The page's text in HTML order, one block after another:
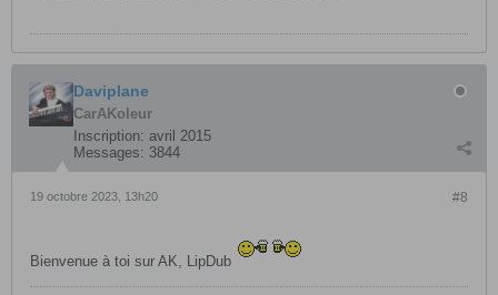
Daviplane
CarAKoleur
Inscription: avril 2015
Messages: 3844
#8
19 octobre 2023, 13h20
Bienvenue à toi sur AK, LipDub